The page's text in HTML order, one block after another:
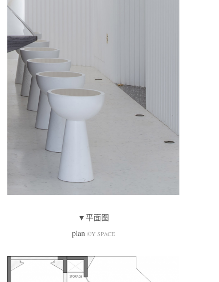
▼平面图
plan ©Y SPACE